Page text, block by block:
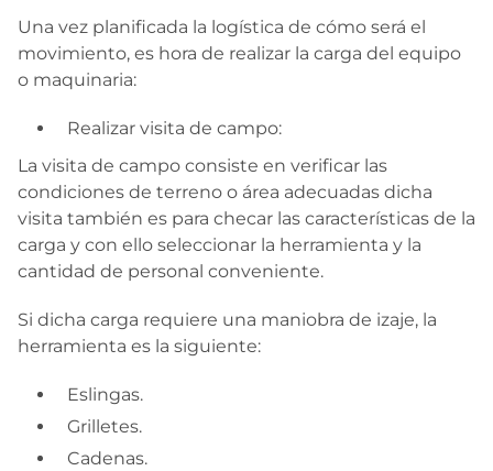
Una vez planificada la logística de cómo será el
movimiento, es hora de realizar la carga del equipo
o maquinaria:
Realizar visita de campo:
La visita de campo consiste en verificar las
condiciones de terreno o área adecuadas dicha
visita también es para checar las características de la
carga y con ello seleccionar la herramienta y la
cantidad de personal conveniente.
Si dicha carga requiere una maniobra de izaje, la
herramienta es la siguiente:
Eslingas.
Grilletes.
Cadenas.